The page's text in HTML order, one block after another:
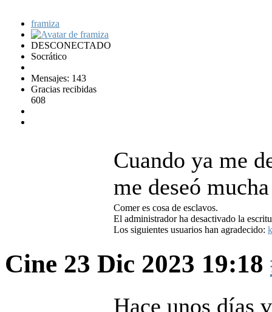
framiza
DESCONECTADO
Socrático
Mensajes: 143
Gracias recibidas
608
Cuando ya me
me deseó
Comer es cosa de esclavos.
El administrador ha desactivado la
Los siguientes usuarios han agradecido:
Cine 23 Dic 2023 19:18
Hace unos días